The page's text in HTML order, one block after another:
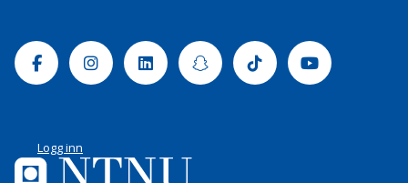
FacebookInstagramLinkedinSnapchatTiktok Youtube
Logg inn